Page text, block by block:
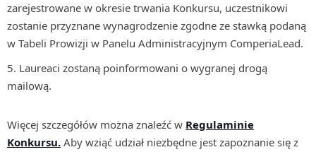
zarejestrowane w okresie trwania Konkursu, uczestnikowi
zostanie przyznane wynagrodzenie zgodne ze stawką podaną
w Tabeli Prowizji w Panelu Administracyjnym ComperiaLead.
Laureaci zostaną poinformowani o wygranej drogą
mailową.
Więcej szczegółów można znaleźć w Regulaminie
Konkursu. Aby wziąć udział niezbędne jest zapoznanie się z